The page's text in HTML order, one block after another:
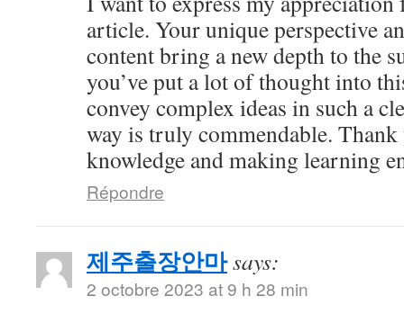
article. Your unique perspective
content bring a new depth to the
you’ve put a lot of thought into
convey complex ideas in such a
way is truly commendable.
knowledge and making learning
Répondre
제주출장안마says:
2 octobre 2023 at 9 h 28 min